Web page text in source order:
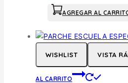
AGREGAR AL
WISHLIST VISTA
AL CARRITO